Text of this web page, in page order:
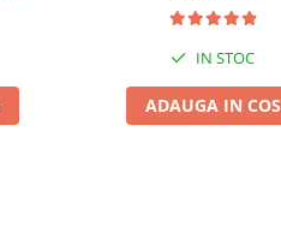
IN STOC
ADAUGA IN COS